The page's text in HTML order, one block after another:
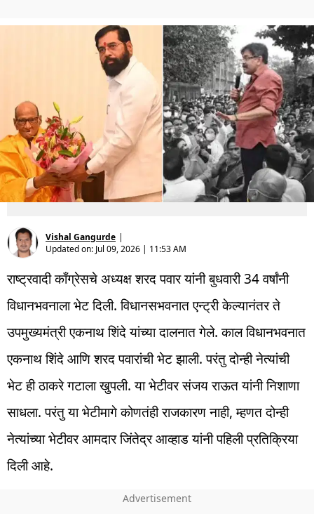
Vishal Gangurde |
Updated on: Jul 09, 2026 | 11:53 AM
राष्ट्रवादी काँग्रेसचे अध्यक्ष शरद पवार यांनी बुधवारी 34 वर्षांनी
विधानभवनाला भेट दिली. विधानसभवनात एन्ट्री केल्यानंतर ते
उपमुख्यमंत्री एकनाथ शिंदे यांच्या दालनात गेले. काल विधानभवनात
एकनाथ शिंदे आणि शरद पवारांची भेट झाली. परंतु दोन्ही नेत्यांची
भेट ही ठाकरे गटाला खुपली. या भेटीवर संजय राऊत यांनी निशाणा
साधला. परंतु या भेटीमागे कोणतंही राजकारण नाही, म्हणत दोन्ही
नेत्यांच्या भेटीवर आमदार जिंतेद्र आव्हाड यांनी पहिली प्रतिक्रिया
दिली आहे.